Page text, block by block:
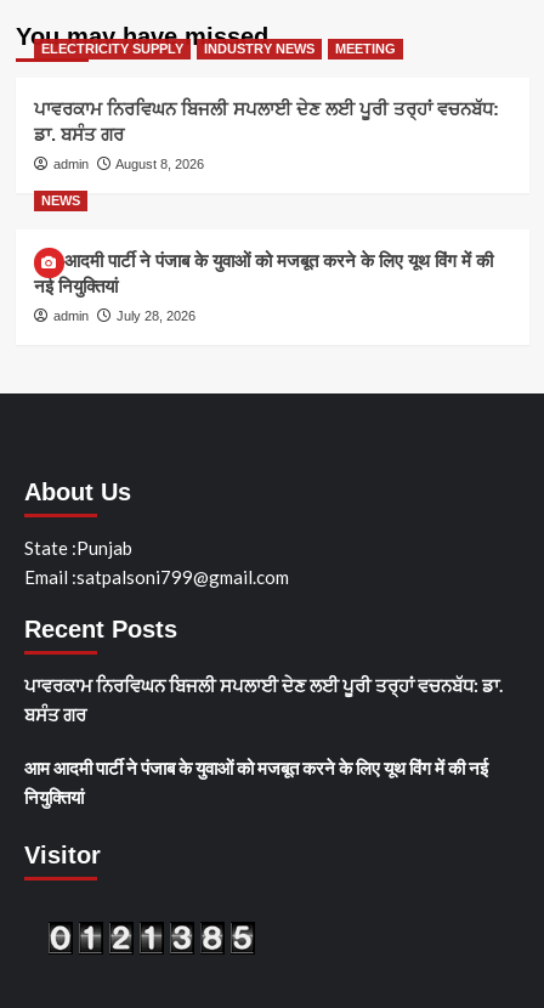
You may have missed
ELECTRICITY SUPPLY INDUSTRY NEWS MEETING
ਪਾਵਰਕਾਮ ਨਿਰਵਿਘਨ ਬਿਜਲੀ ਸਪਲਾਈ ਦੇਣ ਲਈ ਪੂਰੀ ਤਰ੍ਹਾਂ ਵਚਨਬੱਧ:
ਡਾ. ਬਸੰਤ ਗਰ
admin August 8, 2026
NEWS
आम आदमी पार्टी ने पंजाब के युवाओं को मजबूत करने के लिए यूथ विंग में की
नई नियुक्तियां
admin July 28, 2026
About Us
State :Punjab
Email :satpalsoni799@gmail.com
Recent Posts
ਪਾਵਰਕਾਮ ਨਿਰਵਿਘਨ ਬਿਜਲੀ ਸਪਲਾਈ ਦੇਣ ਲਈ ਪੂਰੀ ਤਰ੍ਹਾਂ ਵਚਨਬੱਧ: ਡਾ.
ਬਸੰਤ ਗਰ
आम आदमी पार्टी ने पंजाब के युवाओं को मजबूत करने के लिए यूथ विंग में की नई
नियुक्तियां
Visitor